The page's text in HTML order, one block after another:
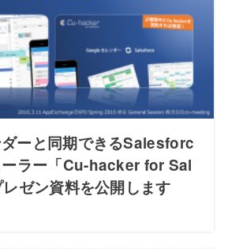
ーと同期できるSalesforc
ラー「Cu-hacker for Sal
ゼン資料を公開します